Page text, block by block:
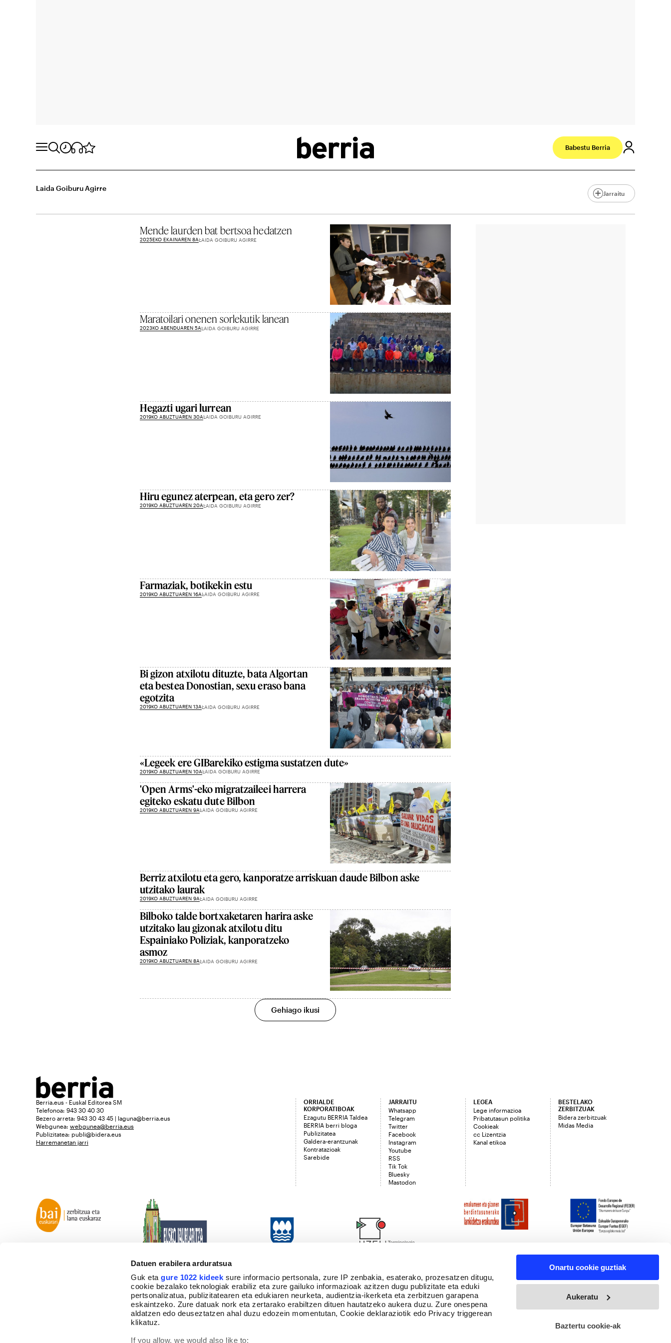
Datuen erabilera arduratsua
Guk etagure 1022 kideek sure informacio pertsonala, zure IP zenbakia, esaterako, prozesatzen ditugu,
cookie bezalako teknologiak erabiliz eta zure gailuko informazioak azitzen dugu publizitate eta eduki
pertsonalizatua, publizitatearen eta edukiaren neurketa, audientzia-ikerketa eta zerbitzuen garapena
eskaintzeko. Zure datuak nork eta zertarako erabiltzen dituen hautatzeko aukera duzu. Zure onespena
aldatzen edo deuseztatzen ahal duzu edozein momentutan, Cookie deklaraziotik edo Privacy triggerean
klikatuz.
If you allow, we would also like to:
Onartu cookie guztiak
Aukeratu
Baztertu cookie-ak
Babestu Berria
Laida Goiburu Agirre
Jarraitu
Mende laurden bat bertsoa hedatzen
2025EKO EKAINAREN 8ALAIDA GOIBURU AGIRRE
Maratoilari onenen sorlekutik lanean
2023KO ABENDUAREN 5ALAIDA GOIBURU AGIRRE
Hegazti ugari lurrean
2019KO ABUZTUAREN 30ALAIDA GOIBURU AGIRRE
Hiru egunez aterpean, eta gero zer?
2019KO ABUZTUAREN 20ALAIDA GOIBURU AGIRRE
Farmaziak, botikekin estu
2019KO ABUZTUAREN 16ALAIDA GOIBURU AGIRRE
Bi gizon atxilotu dituzte, bata Algortan
eta bestea Donostian, sexu eraso bana
egotzita
2019KO ABUZTUAREN 13ALAIDA GOIBURU AGIRRE
«Legeek ere GIBarekiko estigma sustatzen dute»
2019KO ABUZTUAREN 10ALAIDA GOIBURU AGIRRE
'Open Arms'-eko migratzaileei harrera
egiteko eskatu dute Bilbon
2019KO ABUZTUAREN 9ALAIDA GOIBURU AGIRRE
Berriz atxilotu eta gero, kanporatze arriskuan daude Bilbon aske
utzitako laurak
2019KO ABUZTUAREN 9ALAIDA GOIBURU AGIRRE
Bilboko talde bortxaketaren harira aske
utzitako lau gizonak atxilotu ditu
Espainiako Poliziak, kanporatzeko
asmoz
2019KO ABUZTUAREN 8ALAIDA GOIBURU AGIRRE
Gehiago ikusi
Berria.eus - Euskal Editorea SM
Telefonoa: 943 30 40 30
Bezero arreta: 943 30 43 45 | laguna@berria.eus
Webgunea: webgunea@berria.eus
Publizitatea: publi@bidera.eus
Harremanetan jarri
ORRIALDE
KORPORATIBOAK
Ezagutu BERRIA Taldea
BERRIA berri bloga
Publizitatea
Galdera-erantzunak
Kontratazioak
Sarebide
JARRAITU
Whatsapp
Telegram
Twitter
Facebook
Instagram
Youtube
RSS
Tik Tok
Bluesky
Mastodon
LEGEA
Lege informazioa
Pribatutasun politika
Cookieak
cc Lizentzia
Kanal etikoa
BESTELAKO
ZERBITZUAK
Bidera zerbitzuak
Midas Media